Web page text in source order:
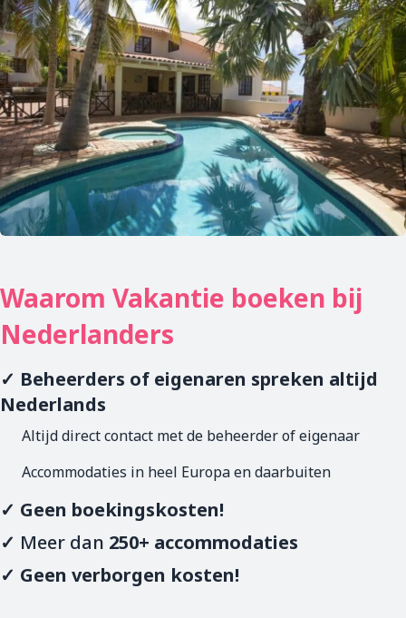
Waarom Vakantie boeken bij
Nederlanders
✓ Beheerders of eigenaren spreken altijd
Nederlands
Altijd direct contact met de beheerder of eigenaar
Accommodaties in heel Europa en daarbuiten
✓ Geen boekingskosten!
✓ Meer dan 250+ accommodaties
✓ Geen verborgen kosten!